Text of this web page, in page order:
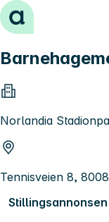
Hopp til innhold
Norlandia
Tennisveien 8,